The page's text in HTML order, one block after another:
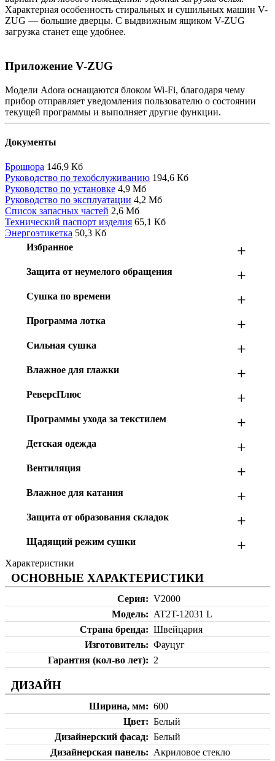
Характерная особенность стиральных и сушильных машин V-
ZUG — большие дверцы. С выдвижным ящиком V-ZUG
загрузка станет еще удобнее.
Приложение V-ZUG
Модели Adora оснащаются блоком Wi-Fi, благодаря чему
прибор отправляет уведомления пользователю о состоянии
текущей программы и выполняет другие функции.
Документы
Брошюра 146,9 Кб
Руководство по техобслуживанию 194,6 Кб
Руководство по установке 4,9 Мб
Руководство по эксплуатации 4,2 Мб
Список запасных частей 2,6 Мб
Технический паспорт изделия 65,1 Кб
Энергоэтикетка 50,3 Кб
Избранное
+
Защита от неумелого обращения +
Сушка по времени +
Программа лотка +
Сильная сушка +
Влажное для глажки +
РеверсПлюс +
Программы ухода за текстилем +
Детская одежда +
Вентиляция +
Влажное для катания +
Защита от образования складок +
Щадящий режим сушки +
Характеристики
ОСНОВНЫЕ ХАРАКТЕРИСТИКИ
Серия
V2000
Модель
AT2T-12031 L
Страна бренда
Швейцария
Изготовитель
Фауцуг
Гарантия (кол-во лет)
2
ДИЗАЙН
Ширина, мм
600
Цвет
Белый
Дизайнерский фасад
Белый
Дизайнерская панель
Акриловое стекло